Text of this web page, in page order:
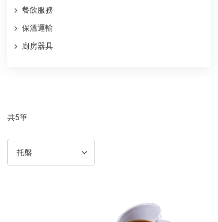
共5筆
餐飲服務
保溫運輸
廚房器具